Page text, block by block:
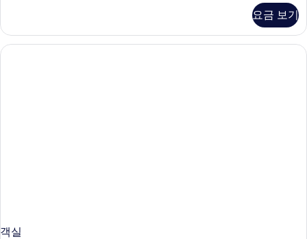
기
보
기
개
사
파
트,
침
요금 보기
객실